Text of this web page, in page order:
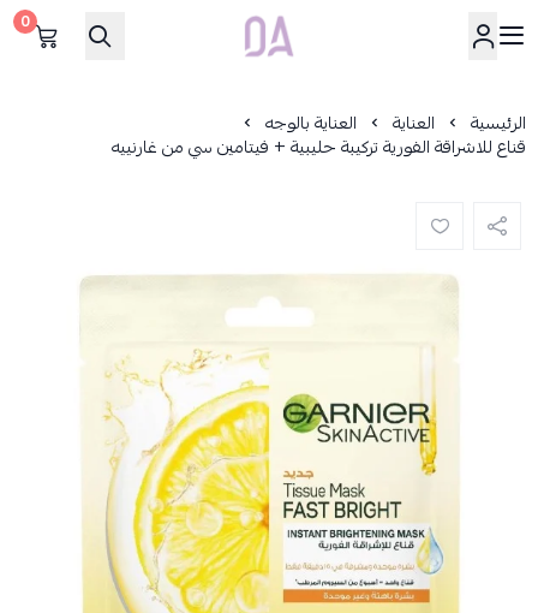
Dar Alamirat
0
الرئيسية العناية العناية بالوجه
قناع للاشراقة الفورية تركيبة حليبية + فيتامين سي من غارنييه